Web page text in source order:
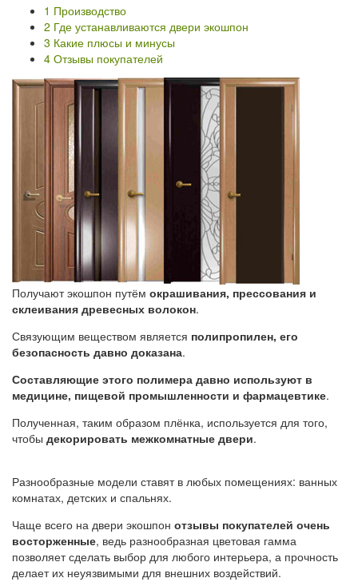
1 Производство
2 Где устанавливаются двери экошпон
3 Какие плюсы и минусы
4 Отзывы покупателей
Получают экошпон путём окрашивания, прессования и
склеивания древесных волокон.
Связующим веществом является полипропилен, его
безопасность давно доказана.
Составляющие этого полимера давно используют в
медицине, пищевой промышленности и фармацевтике.
Полученная, таким образом плёнка, используется для того,
чтобы декорировать межкомнатные двери.
Разнообразные модели ставят в любых помещениях: ванных
комнатах, детских и спальнях.
Чаще всего на двери экошпон отзывы покупателей очень
восторженные, ведь разнообразная цветовая гамма
позволяет сделать выбор для любого интерьера, а прочность
делает их неуязвимыми для внешних воздействий.